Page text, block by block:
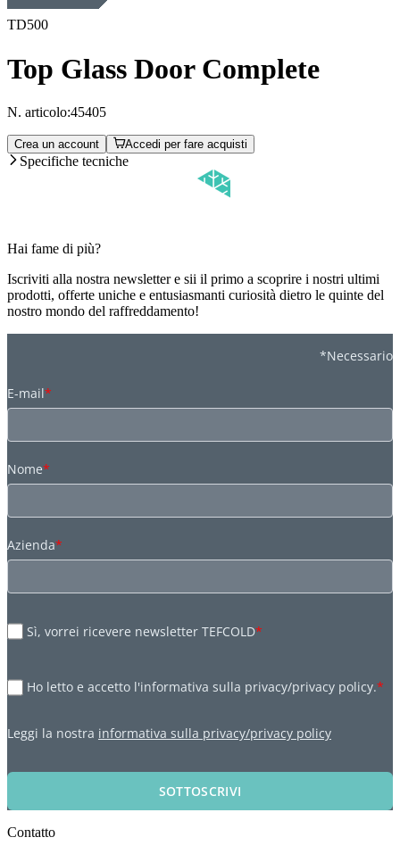
TD500
Top Glass Door Complete
N. articolo:45405
Crea un account Accedi per fare acquisti
Specifiche tecniche
Hai fame di più?
Iscriviti alla nostra newsletter e sii il primo a scoprire i nostri ultimi
prodotti, offerte uniche e entusiasmanti curiosità dietro le quinte del
nostro mondo del raffreddamento!
*Necessario
E-mail*
Nome*
Azienda*
Sì, vorrei ricevere newsletter TEFCOLD*
Ho letto e accetto l'informativa sulla privacy/privacy policy.*
Leggi la nostra informativa sulla privacy/privacy policy
SOTTOSCRIVI
Contatto